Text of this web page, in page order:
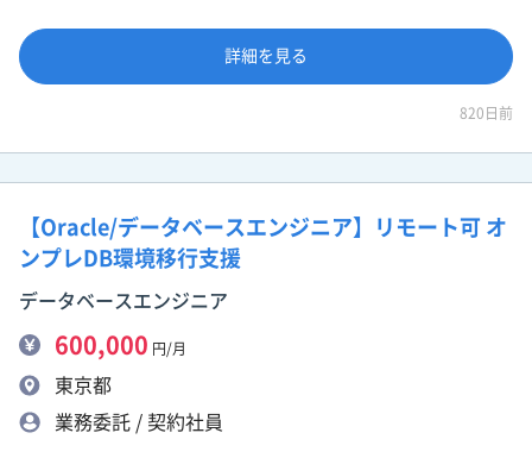
詳細を見る
820日前
【Oracle/データベースエンジニア】リモート可 オ
ンプレDB環境移行支援
データベースエンジニア
600,000 円/月
東京都
業務委託 / 契約社員